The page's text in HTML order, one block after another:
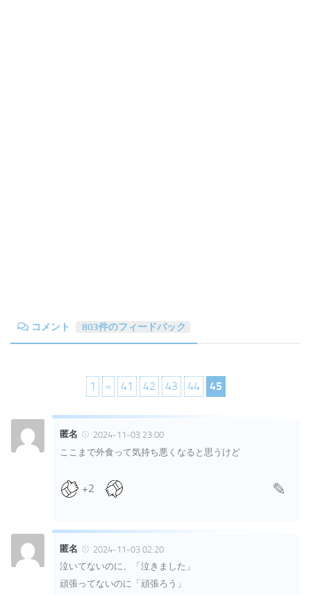
コメント 803件のフィードバック
1 « 41 42 43 44 45
匿名
2024-11-03 23:00
ここまで外食って気持ち悪くなると思うけど
+2
匿名
2024-11-03 02:20
泣いてないのに、「泣きました」
頑張ってないのに「頑張ろう」